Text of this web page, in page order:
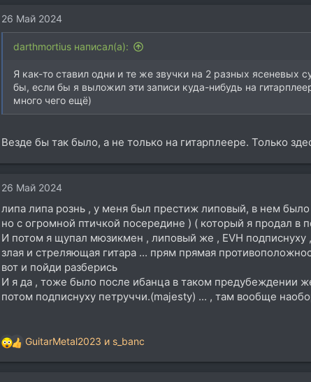
к
ц
26 Май 2024
darthmortius написал(а):
Я как-то ставил одни и те же звучки на 2 разных ясеневых
бы, если бы я выложил эти записи куда-нибудь на
много чего ещё)
Везде бы так было, а не только на гитарплеере. Только
26 Май 2024
липа липа рознь , у меня был престиж липовый, в нем было
но с огромной птичкой посередине ) ( который я продал в
И потом я щупал мюзикмен , липовый же , EVH
злая и стреляющая гитара ... прям прямая
вот и пойди разберись
И я да , тоже было после ибанца в таком предубеждении
потом подписнуху петруччи.(majesty) ... , там вообще
Р
е
GuitarMetal2023 и s_banc